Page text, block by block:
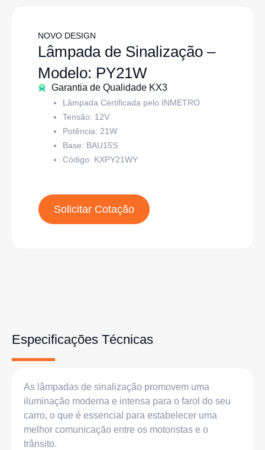
NOVO DESIGN
Lâmpada de Sinalização –
Modelo: PY21W
Garantia de Qualidade KX3
Lâmpada Certificada pelo INMETRO
Tensão: 12V
Potência: 21W
Base: BAU15S
Código: KXPY21WY
Solicitar Cotação
Especificações Técnicas
As lâmpadas de sinalização promovem uma
iluminação moderna e intensa para o farol do seu
carro, o que é essencial para estabelecer uma
melhor comunicação entre os motoristas e o
trânsito.